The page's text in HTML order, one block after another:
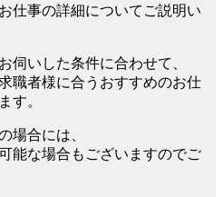
仕事の詳細についてご説明い
伺いした条件に合わせて、
職者様に合うおすすめのお仕
す。
場合には、
能な場合もございますのでご